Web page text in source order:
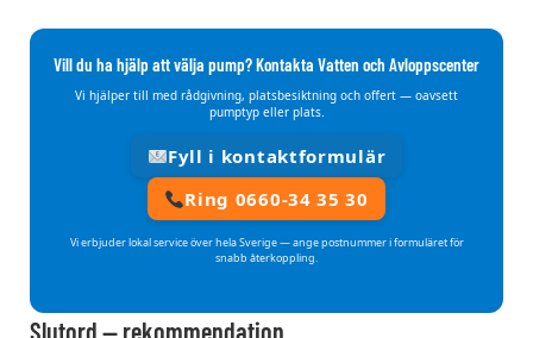
Vill du ha hjälp att välja pump? Kontakta Vatten och Avloppscenter
Vi hjälper till med rådgivning, platsbesiktning och offert — oavsett
pumptyp eller plats.
Fyll i kontaktformulär
Ring 0660-34 35 30
Vi erbjuder lokal service över hela Sverige — ange postnummer i formuläret för
snabb återkoppling.
Slutord — rekommendation